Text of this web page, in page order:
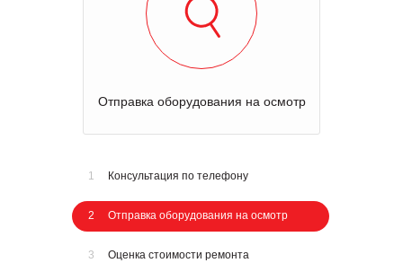
Отправка оборудования на осмотр
1 Консультация по телефону
2 Отправка оборудования на осмотр
3 Оценка стоимости ремонта